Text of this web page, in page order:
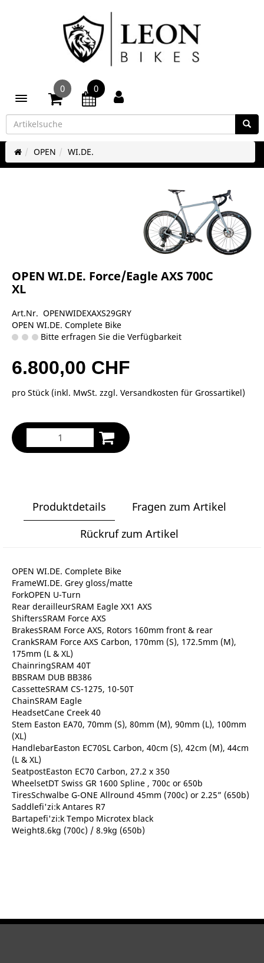
Toggle navigation
0 0
OPEN WI.DE.
OPEN WI.DE. Force/Eagle AXS 700C
XL
Art.Nr. OPENWIDEXAXS29GRY
OPEN WI.DE. Complete Bike
Bitte erfragen Sie die Verfügbarkeit
6.800,00 CHF
pro Stück (inkl. MwSt. zzgl. Versandkosten für Grossartikel)
Produktdetails
Fragen zum Artikel
Rückruf zum Artikel
OPEN WI.DE. Complete Bike
FrameWI.DE. Grey gloss/matte
ForkOPEN U-Turn
Rear derailleurSRAM Eagle XX1 AXS
ShiftersSRAM Force AXS
BrakesSRAM Force AXS, Rotors 160mm front & rear
CrankSRAM Force AXS Carbon, 170mm (S), 172.5mm (M),
175mm (L & XL)
ChainringSRAM 40T
BBSRAM DUB BB386
CassetteSRAM CS-1275, 10-50T
ChainSRAM Eagle
HeadsetCane Creek 40
Stem Easton EA70, 70mm (S), 80mm (M), 90mm (L), 100mm
(XL)
HandlebarEaston EC70SL Carbon, 40cm (S), 42cm (M), 44cm
(L & XL)
SeatpostEaston EC70 Carbon, 27.2 x 350
WheelsetDT Swiss GR 1600 Spline , 700c or 650b
TiresSchwalbe G-ONE Allround 45mm (700c) or 2.25” (650b)
Saddlefi'zi:k Antares R7
Bartapefi'zi:k Tempo Microtex black
Weight8.6kg (700c) / 8.9kg (650b)